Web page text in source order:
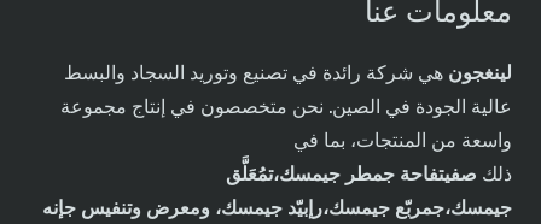
معلومات عنا
لينغجون هي شركة رائدة في تصنيع وتوريد السجاد والبسط
عالية الجودة في الصين. نحن متخصصون في إنتاج مجموعة
واسعة من المنتجات، بما في
ذلك صفيتفاحة جمطر جيمسك،تمُعَلَّق
جيمسك،جمربّع جيمسك،رإبيّد جيمسك، ومعرض وتنفيس جإنه